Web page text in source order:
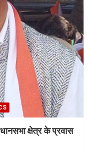
क्षेत्र के प्रवास